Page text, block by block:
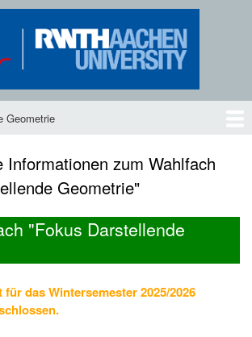
Skip
to
main
content
Geometrie
zum Wahlfach
Geometrie"
"Fokus Darstellende
das Wintersemester 2025/2026